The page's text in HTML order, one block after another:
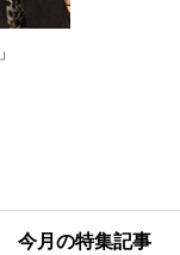
今月の特集記事